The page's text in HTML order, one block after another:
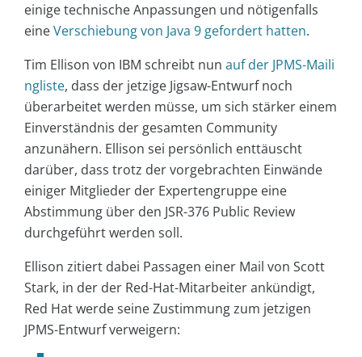
einige technische Anpassungen und nötigenfalls
eineVerschiebung von Java 9 gefordert hatten.
Tim Ellison von IBM schreibt nun auf der JPMS-Maili
ngliste, dass der jetzige Jigsaw-Entwurf noch
überarbeitet werden müsse, um sich stärker einem
Einverständnis der gesamten Community
anzunähern. Ellison sei persönlich enttäuscht
darüber, dass trotz der vorgebrachten Einwände
einiger Mitglieder der Expertengruppe eine
Abstimmung über den JSR-376 Public Review
durchgeführt werden soll.
Ellison zitiert dabei Passagen einer Mail von Scott
Stark, in der der Red-Hat-Mitarbeiter ankündigt,
Red Hat werde seine Zustimmung zum jetzigen
JPMS-Entwurf verweigern: